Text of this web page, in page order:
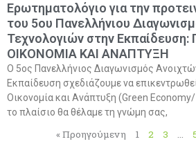
Ερωτηματολόγιο για την
του 5ου Πανελλήνιου
Τεχνολογιών στην Εκπαίδευση:
ΟΙΚΟΝΟΜΙΑ ΚΑΙ ΑΝΑΠΤΥΞΗ
Ο 5oς Πανελλήνιος Διαγωνισμός
Εκπαίδευση σχεδιάζουμε να
Οικονομία και Ανάπτυξη (Green
το πλαίσιο θα θέλαμε τη γνώμη σας,
« Προηγούμενη 1 2 3 …